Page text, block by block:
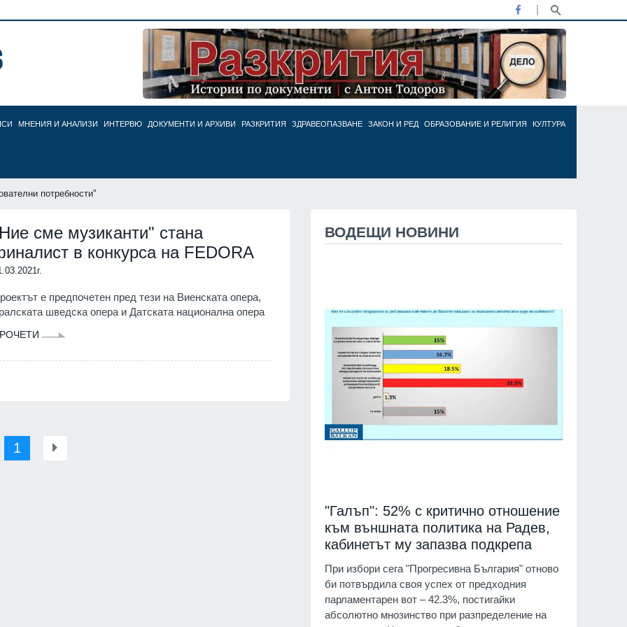
МНЕНИЯ И АНАЛИЗИ ИНТЕРВЮ ДОКУМЕНТИ И АРХИВИ РАЗКРИТИЯ ЗДРАВЕОПАЗВАНЕ ЗАКОН И РЕД ОБРАЗОВАНИЕ И РЕЛИГИЯ КУЛТУРА
потребности"
сме музиканти" стана
в конкурса на FEDORA
е предпочетен пред тези на Виенската опера,
шведска опера и Датската национална опера
1
ВОДЕЩИ НОВИНИ
"Галъп": 52% с критично отношение
към външната политика на Радев,
кабинетът му запазва подкрепа
При избори сега "Прогресивна България" отново
би потвърдила своя успех от предходния
парламентарен вот – 42.3%, постигайки
абсолютно мнозинство при разпределение на